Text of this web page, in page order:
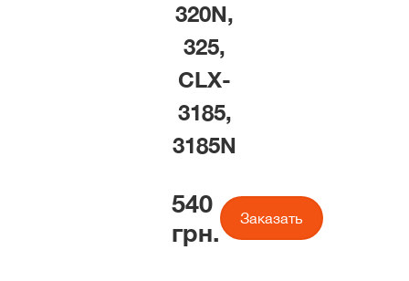
320N,
325,
CLX-
3185,
3185N
540
грн.
Заказать